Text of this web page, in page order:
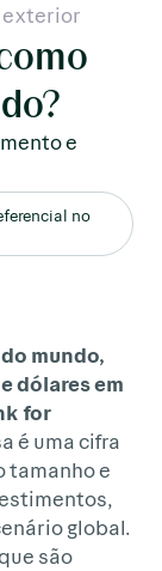
exterior
e
no
mundo,
dólares em
for
é uma cifra
tamanho e
global.
são